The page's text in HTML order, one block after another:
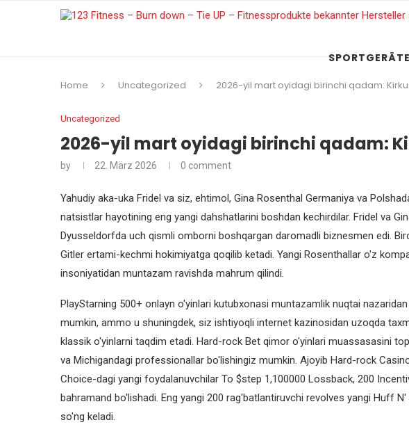
SPORTGERÄTE
Home Uncategorized 2026-yil mart oyidagi birinchi qadam:
Uncategorized
2026-yil mart oyidagi birinchi qadam:
by 22. März 2026 0 comment
Yahudiy aka-uka Fridel va siz, ehtimol, Gina Rosenthal Germaniya va
natsistlar hayotining eng yangi dahshatlarini boshdan kechirdilar. Fridel va
Dyusseldorfda uch qismli omborni boshqargan daromadli biznesmen edi.
Gitler ertami-kechmi hokimiyatga qoqilib ketadi. Yangi Rosenthallar o'z
insoniyatidan muntazam ravishda mahrum qilindi.
PlayStarning 500+ onlayn o'yinlari kutubxonasi muntazamlik nuqtai
mumkin, ammo u shuningdek, siz ishtiyoqli internet kazinosidan uzoqda
klassik o'yinlarni taqdim etadi. Hard-rock Bet qimor o'yinlari muassasasini
va Michigandagi professionallar bo'lishingiz mumkin. Ajoyib Hard-rock
Choice-dagi yangi foydalanuvchilar To $step 1,100000 Lossback, 200
bahramand bo'lishadi. Eng yangi 200 rag'batlantiruvchi revolves yangi Huff
so'ng keladi.